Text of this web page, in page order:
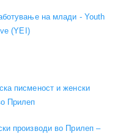
на млади - Youth
(YEI)
писменост и женски
Прилеп
производи во Прилеп –